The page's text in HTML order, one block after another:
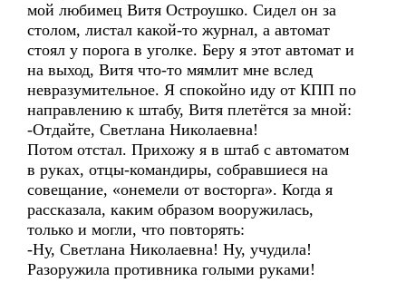
мой любимец Витя Остроушко. Сидел он за
столом, листал какой-то журнал, а автомат
стоял у порога в уголке. Беру я этот автомат и
на выход, Витя что-то мямлит мне вслед
невразумительное. Я спокойно иду от КПП по
направлению к штабу, Витя плетётся за мной:
-Отдайте, Светлана Николаевна!
Потом отстал. Прихожу я в штаб с автоматом
в руках, отцы-командиры, собравшиеся на
совещание, «онемели от восторга». Когда я
рассказала, каким образом вооружилась,
только и могли, что повторять:
-Ну, Светлана Николаевна! Ну, учудила!
Разоружила противника голыми руками!